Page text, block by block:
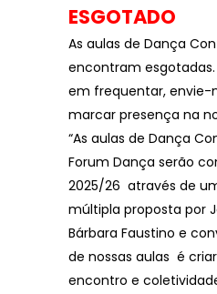
ESGOTADO
As aulas de Dança
encontram
em frequentar, envie-
marcar presença na
“As aulas de Dança
Forum Dança serão
2025/26 através de
múltipla proposta por
Bárbara Faustino e
de nossas aulas é
encontro e